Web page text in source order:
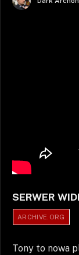
SERWER
ARCHIVE.ORG
Tony to nowa